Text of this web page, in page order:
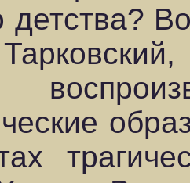
детства?